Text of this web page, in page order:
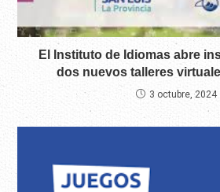
El Instituto de Idiomas abre
dos nuevos talleres
3 octubre, 2024